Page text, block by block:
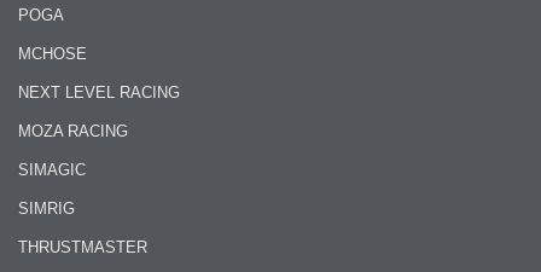
POGA
MCHOSE
NEXT LEVEL RACING
MOZA RACING
SIMAGIC
SIMRIG
THRUSTMASTER